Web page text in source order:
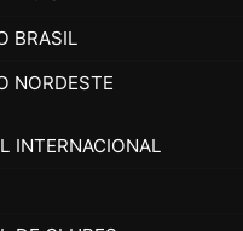
BRASIL
NORDESTE
INTERNACIONAL